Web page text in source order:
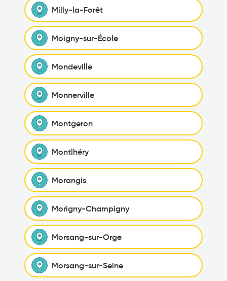
Milly-la-Forêt
Moigny-sur-École
Mondeville
Monnerville
Montgeron
Montlhéry
Morangis
Morigny-Champigny
Morsang-sur-Orge
Morsang-sur-Seine